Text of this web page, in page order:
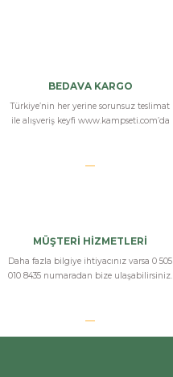
BEDAVA KARGO
Türkiye’nin her yerine sorunsuz teslimat
ile alışveriş keyfi www.kampseti.com’da
MÜŞTERİ HİZMETLERİ
Daha fazla bilgiye ihtiyacınız varsa 0 505
010 8435 numaradan bize ulaşabilirsiniz.
Bizi Arayın